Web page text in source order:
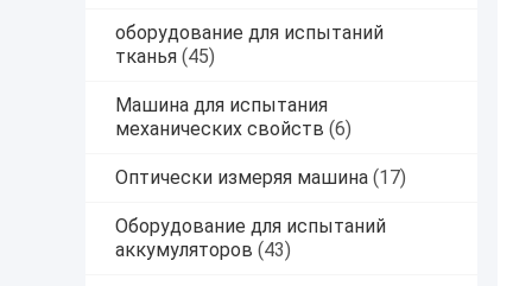
оборудование для испытаний
тканья (45)
Машина для испытания
механических свойств (6)
Оптически измеряя машина (17)
Оборудование для испытаний
аккумуляторов (43)